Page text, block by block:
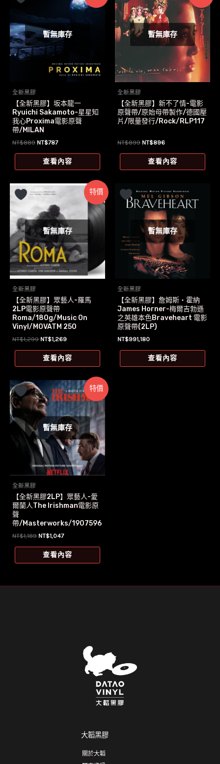
暫無庫存
全新黑膠
【全新黑膠】坂本龍一
Ryuichi Sakamoto-星星知
我心Proxima電影原聲
帶/MILAN
NT$889 原
格：
NT$787目
價
格：
查看內容
暫無庫存
全新黑膠
【全新黑膠】新不了情-電影
原聲帶/原始母帶製作/德國壓
片/限量發行/Rock/RLP117
NT$899 原
格：
NT$896目
價
格：
查看內容
特價
暫無庫存
全新黑膠
【全新黑膠】眾藝人-羅馬
2LP電影原聲帶
Roma/180g/Music On
Vinyl/MOVATM 250
NT$1,299 原
價
格：
NT$1,269目
價
格：
查看內容
暫無庫存
全新黑膠
【全新黑膠】詹姆斯‧霍納
James Horner-梅爾吉勃遜
之英雄本色Braveheart 電影
原聲帶(2LP)
NT$991,180
查看內容
特價
暫無庫存
全新黑膠
【全新黑膠2LP】眾藝人-愛
爾蘭人The Irishman電影原
聲
帶/Masterworks/1907596
9471
NT$1,189 原
價
格：
NT$1,047目
價
格：
查看內容
大韜黑膠
關於大韜